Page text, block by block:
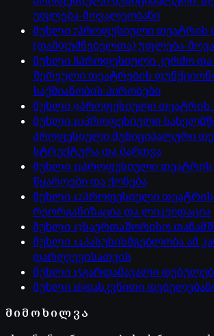
უფლება-მოვალეობანი
მუხლი7პროფესიული თეატრის
(დამფუძნებელთა) უფლება-
მუხლი 8პროფესიული კერძო
შერეული თეატრების
საქმიანობის პირობები
მუხლი 9პროფესიული თეატრის
მუხლი 10პროფესიული
პროფესიული მუნიციპალური
სტრუქტურა და მართვა
მუხლი 11პროფესიული თეატრის
წყაროები და ქონება
მუხლი 12პროფესიული თეატრის
რეორგანიზაცია და ლიკვიდაცია
მუხლი 13საერთაშორისო
მუხლი 14პასუხისმგებლობა ამ
დარღვევისათვის
მუხლი 15გარდამავალი
მუხლი 16დასკვნითი
ᲛᲘᲛᲝᲮᲘᲚᲕᲐ